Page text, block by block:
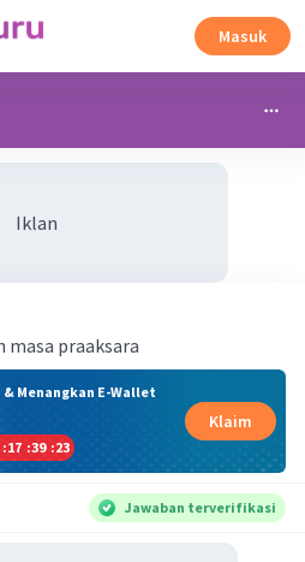
Masuk
Iklan
masa praaksara
Menangkan E-Wallet
:17 :39 :23
Klaim
Jawaban terverifikasi